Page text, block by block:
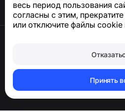
весь период пользования
согласны с этим,
или отключите файлы cookie
Принять
Удалить аккаунт и